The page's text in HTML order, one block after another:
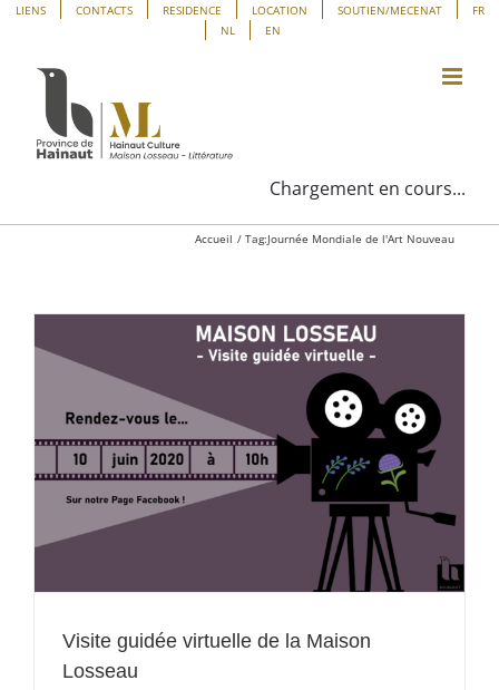
Panneau de gestion des cookies
Passer
contenu
LIENS CONTACTS RESIDENCE LOCATION SOUTIEN/MECENAT
FR
NL
EN
Chargement en cours...
Accueil Tag:Journée Mondiale de l'Art Nouveau
Visite guidée virtuelle de la Maison
Losseau